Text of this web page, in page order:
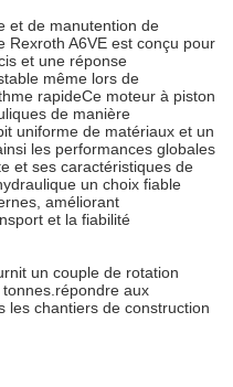
et de manutention de
Rexroth A6VE est conçu pour
et une réponse
même lors de
rapideCe moteur à piston
de manière
uniforme de matériaux et un
les performances globales
et ses caractéristiques de
un choix fiable
améliorant
et la fiabilité
un couple de rotation
aux
les chantiers de construction